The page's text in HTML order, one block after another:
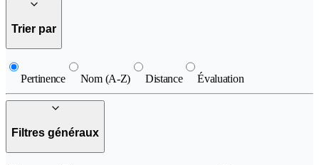
Trier par
Pertinence Nom (A-Z) Distance Évaluation
Filtres généraux